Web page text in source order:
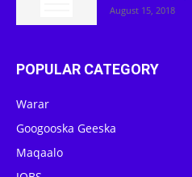
August 15, 2018
POPULAR CATEGORY
Warar
Googooska Geeska
Maqaalo